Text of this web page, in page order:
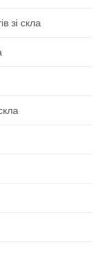
зі скла